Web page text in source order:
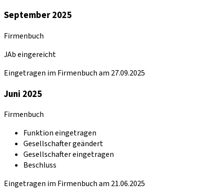
September 2025
Firmenbuch
JAb eingereicht
Eingetragen im Firmenbuch am 27.09.2025
Juni 2025
Firmenbuch
Funktion eingetragen
Gesellschafter geändert
Gesellschafter eingetragen
Beschluss
Eingetragen im Firmenbuch am 21.06.2025